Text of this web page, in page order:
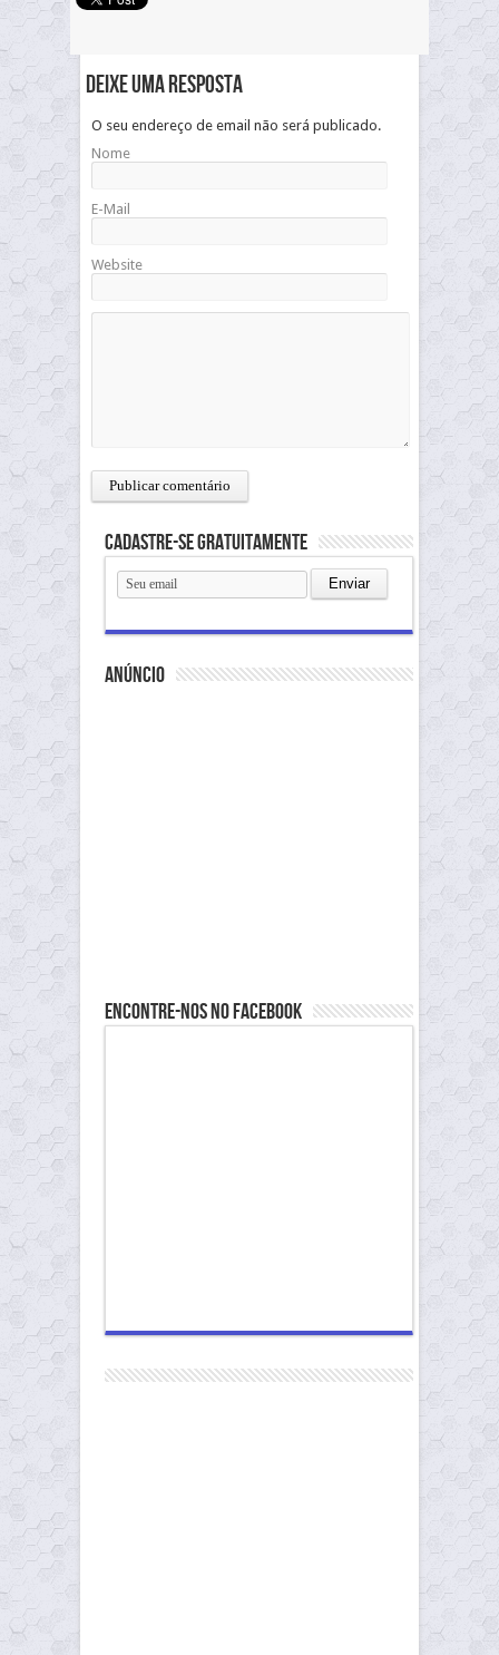
Deixe uma resposta
O seu endereço de email não será publicado.
Nome
E-Mail
Website
Cadastre-se gratuitamente
anúncio
Encontre-nos no Facebook